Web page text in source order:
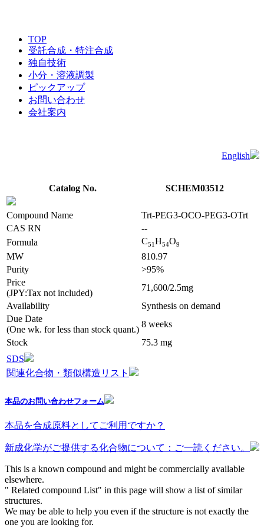
TOP
受託合成・特注合成
独自技術
小分・溶液調製
ピックアップ
お問い合わせ
会社案内
English
Catalog No. SCHEM03512
Compound Name
Trt-PEG3-OCO-PEG3-OTrt
CAS RN
--
Formula
C51H54O9
MW
810.97
Purity
>95%
Price
(JPY:Tax not included)
71,600/2.5mg
Availability
Synthesis on demand
Due Date
(One wk. for less than stock quant.)
8 weeks
Stock
75.3 mg
SDS
関連化合物・類似構造リスト
本品のお問い合わせフォーム
本品を合成原料としてご利用ですか？
新成化学がご提供する化合物について：ご一読ください。
This is a known compound and might be commercially available
elsewhere.
" Related compound List" in this page will show a list of similar
structures.
We may be able to help you even if the structure is not exactly the
one you are looking for.